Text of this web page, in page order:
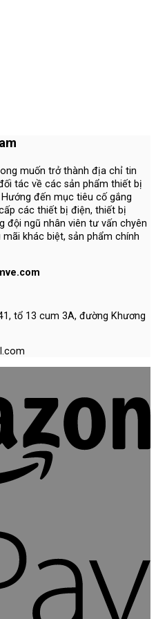
muốn trở thành địa chỉ tin
tác về các sản phẩm thiết bị
đến mục tiêu cố gắng
các thiết bị điện, thiết bị
đội ngũ nhân viên tư vấn chyên
khác biệt, sản phẩm chính
tổ 13 cum 3A, đường Khương